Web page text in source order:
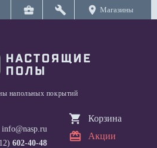
business_center build location_on Магазины
напольных покрытий
info@nasp.ru
602-40-48
Корзина
Акции